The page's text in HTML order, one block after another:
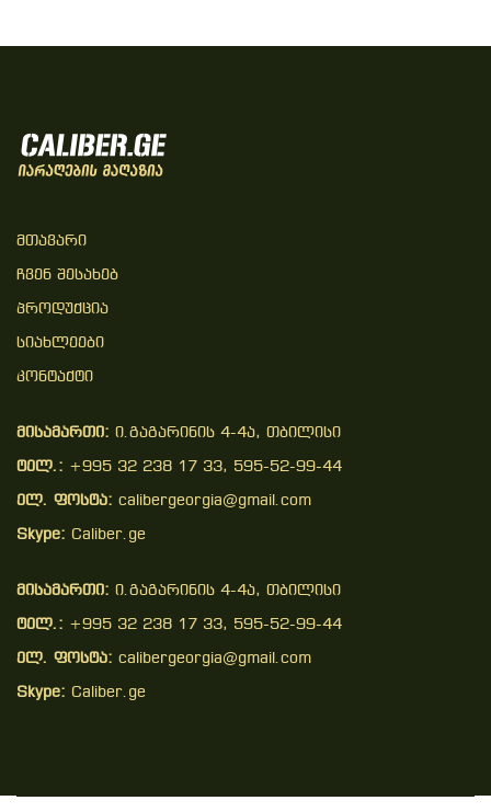
Მთავარი
Ჩვენ Შესახებ
Პროდუქცია
Სიახლეები
Კონტაქტი
მისამართი: ი.გაგარინის 4-4ა, თბილისი
ტელ.: +995 32 238 17 33, 595-52-99-44
ელ. ფოსტა: calibergeorgia@gmail.com
Skype: Caliber.ge
მისამართი: ი.გაგარინის 4-4ა, თბილისი
ტელ.: +995 32 238 17 33, 595-52-99-44
ელ. ფოსტა: calibergeorgia@gmail.com
Skype: Caliber.ge